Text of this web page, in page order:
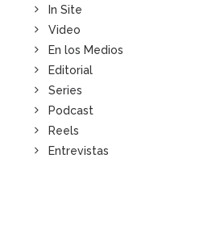
In Site
Video
En los Medios
Editorial
Series
Podcast
Reels
Entrevistas